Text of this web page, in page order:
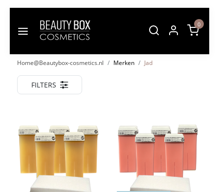
0
Home@Beautybox-cosmetics.nl Merken Jad
FILTERS